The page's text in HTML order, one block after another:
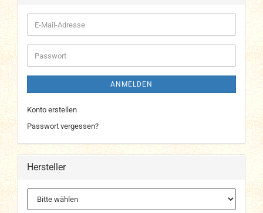
E-
Mail-
Adresse
Passwort
ANMELDEN
Konto erstellen
Passwort vergessen?
Hersteller